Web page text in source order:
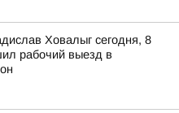
Ховалыг сегодня, 8
рабочий выезд в